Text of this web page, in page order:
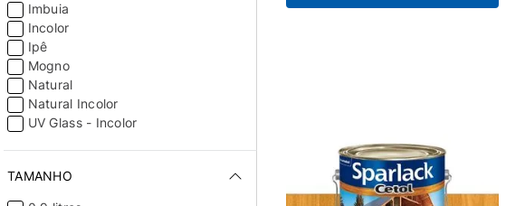
Imbuia
Incolor
Ipê
Mogno
Natural
Natural Incolor
UV Glass - Incolor
TAMANHO